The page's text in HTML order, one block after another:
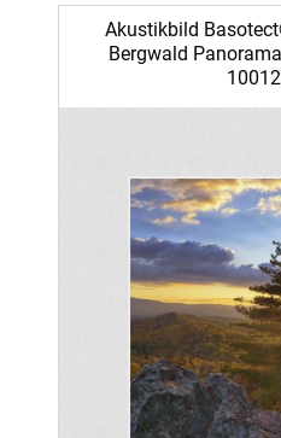
Akustikbild
Bergwald